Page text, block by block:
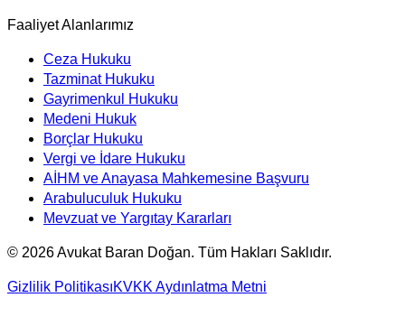
Faaliyet Alanlarımız
Ceza Hukuku
Tazminat Hukuku
Gayrimenkul Hukuku
Medeni Hukuk
Borçlar Hukuku
Vergi ve İdare Hukuku
AİHM ve Anayasa Mahkemesine Başvuru
Arabuluculuk Hukuku
Mevzuat ve Yargıtay Kararları
© 2026Avukat Baran Doğan. Tüm Hakları Saklıdır.
Gizlilik PolitikasıKVKK Aydınlatma Metni